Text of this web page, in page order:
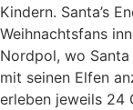
Kindern. Santa’s
Weihnachtsfans
Nordpol, wo
mit seinen Elfen
erleben jeweils 24